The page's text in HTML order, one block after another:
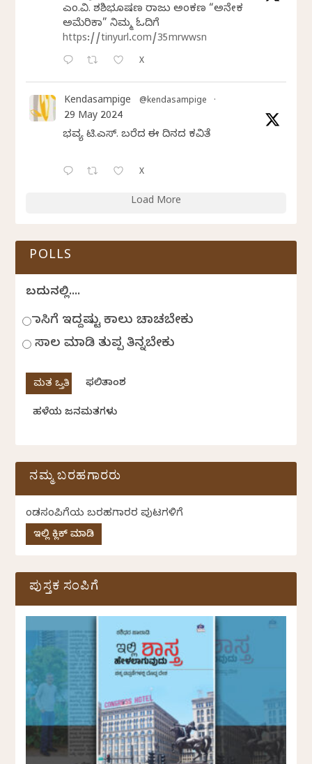
ಎಂ.ವಿ. ಶಶಿಭೂಷಣ ರಾಜು ಅಂಕಣ “ಅನೇಕ
ಅಮೆರಿಕಾ” ನಿಮ್ಮ ಓದಿಗೆ
https://tinyurl.com/35mrwwsn
X
Kendasampige @kendasampige ·
29 May 2024
ಭವ್ಯ ಟಿ.ಎಸ್. ಬರೆದ ಈ ದಿನದ ಕವಿತೆ
X
Load More
POLLS
ಬದುಕಿನಲ್ಲಿ....
ಹಾಸಿಗೆ ಇದ್ದಷ್ಟು ಕಾಲು ಚಾಚಬೇಕು
ಸಾಲ ಮಾಡಿ ತುಪ್ಪ ತಿನ್ನಬೇಕು
ಫಲಿತಾಂಶ
ಹಳೆಯ ಜನಮತಗಳು
ನಮ್ಮ ಬರಹಗಾರರು
ಕೆಂಡಸಂಪಿಗೆಯ ಬರಹಗಾರರ ಪುಟಗಳಿಗೆ
ಇಲ್ಲಿ ಕ್ಲಿಕ್ ಮಾಡಿ
ಪುಸ್ತಕ ಸಂಪಿಗೆ